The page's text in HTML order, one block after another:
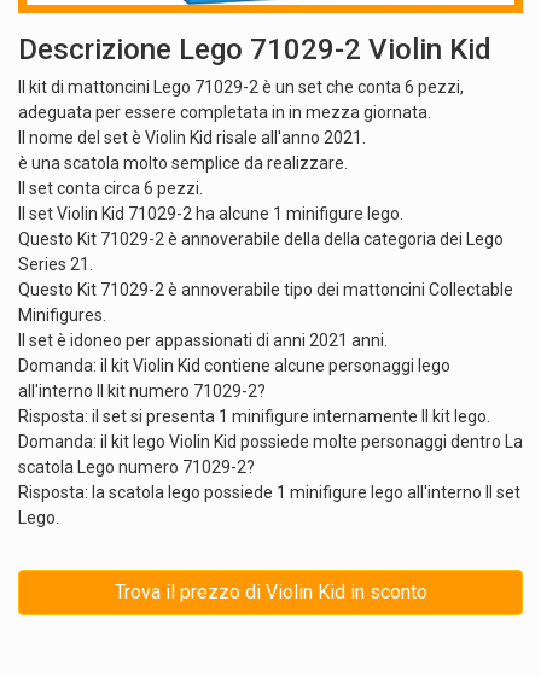
Descrizione Lego 71029-2 Violin Kid
Il kit di mattoncini Lego 71029-2 è un set che conta 6 pezzi,
adeguata per essere completata in in mezza giornata.
Il nome del set è Violin Kid risale all'anno 2021.
è una scatola molto semplice da realizzare.
Il set conta circa 6 pezzi.
Il set Violin Kid 71029-2 ha alcune 1 minifigure lego.
Questo Kit 71029-2 è annoverabile della della categoria dei Lego
Series 21.
Questo Kit 71029-2 è annoverabile tipo dei mattoncini Collectable
Minifigures.
Il set è idoneo per appassionati di anni 2021 anni.
Domanda: il kit Violin Kid contiene alcune personaggi lego
all'interno Il kit numero 71029-2?
Risposta: il set si presenta 1 minifigure internamente Il kit lego.
Domanda: il kit lego Violin Kid possiede molte personaggi dentro La
scatola Lego numero 71029-2?
Risposta: la scatola lego possiede 1 minifigure lego all'interno Il set
Lego.
Trova il prezzo di Violin Kid in sconto